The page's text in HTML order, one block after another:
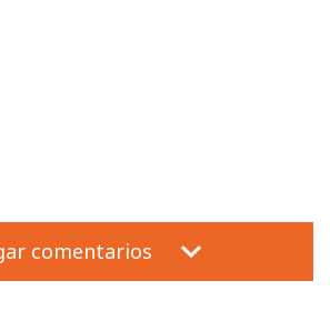
comentarios